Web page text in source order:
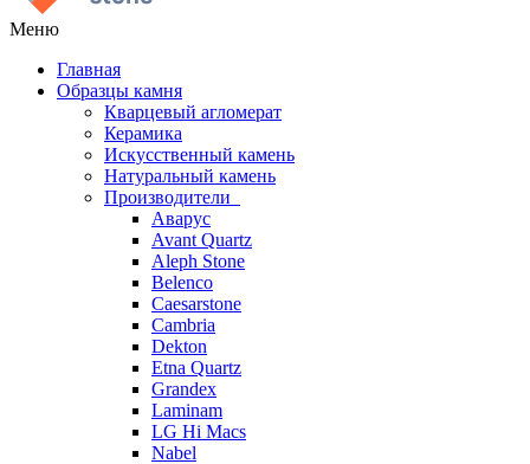
Меню
Главная
Образцы камня
Кварцевый агломерат
Керамика
Искусственный камень
Натуральный камень
Производители
Аварус
Avant Quartz
Aleph Stone
Belenco
Caesarstone
Cambria
Dekton
Etna Quartz
Grandex
Laminam
LG Hi Macs
Nabel